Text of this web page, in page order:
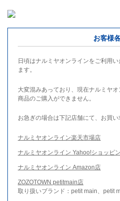
お客様
日頃はナルミヤオンラインをご利用
ます。
大変混みあっており、現在ナルミヤ
商品のご購入ができません。
お急ぎの場合は下記店舗にて、お買い
ナルミヤオンライン楽天市場店
ナルミヤオンライン Yahoo!ショッピ
ナルミヤオンライン Amazon店
ZOZOTOWN petitmain店
取り扱いブランド：petit main、petit